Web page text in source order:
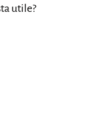
utile?